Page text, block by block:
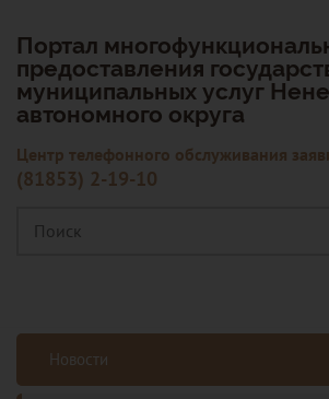
Портал
предоставления
муниципальных услуг
автономного округа
Центр телефонного обслуживания
(81853) 2-19-10
Новости